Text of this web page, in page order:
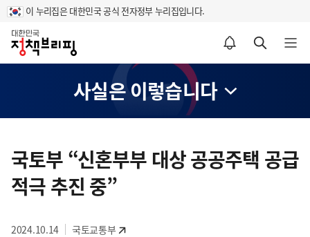
이 누리집은 대한민국 공식 전자정부 누리집입니다.
홈
알림설정 바로가기 검색 바로가기 메뉴 열기
사실은 이렇습니다
텐
츠
영
국토부 “신혼부부 대상 공공주택 공급
적극 추진 중”
2024.10.14 국토교통부